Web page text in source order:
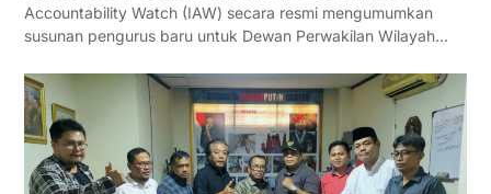
Accountability Watch (IAW) secara resmi mengumumkan
susunan pengurus baru untuk Dewan Perwakilan Wilayah…